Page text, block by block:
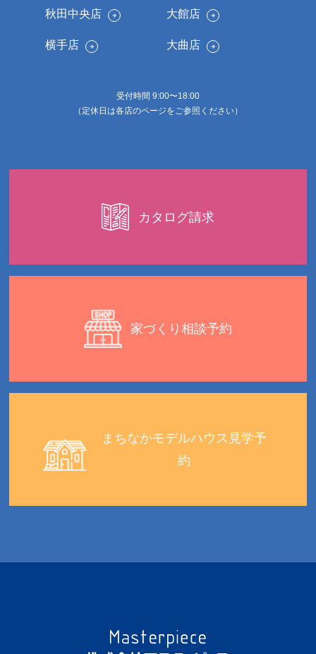
秋田中央店 大館店
横手店 大曲店
受付時間 9:00〜18:00
（定休日は各店のページをご参照ください）
カタログ請求
家づくり相談予約
まちなかモデルハウス見学予
約